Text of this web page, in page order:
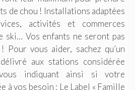
de chou ! Installations adaptées
activités et commerces
ski… Vos enfants ne seront pas
Pour vous aider, sachez qu’un
aux stations considérée
indiquant ainsi si votre
à vos besoin : Le Label « Famille